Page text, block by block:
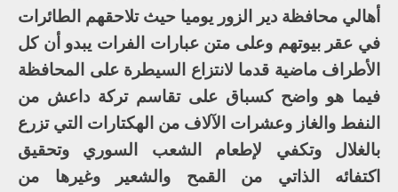
أهالي محافظة دير الزور يوميا حيث تلاحقهم الطائرات
في عقر بيوتهم وعلى متن عبارات الفرات يبدو أن كل
الأطراف ماضية قدما لانتزاع السيطرة على المحافظة
فيما هو واضح كسباق على تقاسم تركة داعش من
النفط والغاز وعشرات الآلاف من الهكتارات التي تزرع
بالغلال وتكفي لإطعام الشعب السوري وتحقيق
اكتفائه الذاتي من القمح والشعير وغيرها من